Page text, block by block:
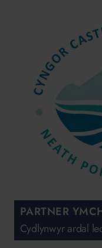
PARTNER
Cydlynwyr ardal